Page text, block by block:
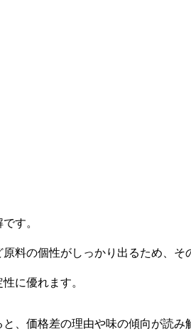
す。
料の個性がしっかり出るため、
に優れます。
、価格差の理由や味の傾向が読み